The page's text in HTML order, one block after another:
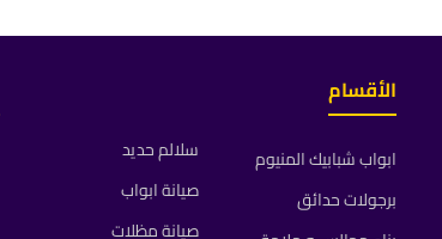
الأقسام
ابواب شبابيك المنيوم
برجولات حدائق
سلالم حديد
صيانة ابواب
صيانة مظلات